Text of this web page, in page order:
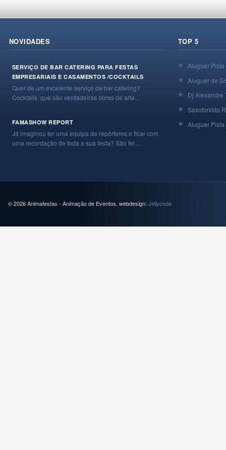
NOVIDADES
SERVIÇO DE BAR CATERING PARA FESTAS
EMPRESARIAIS E CASAMENTOS /COCKTAILS
Quer de um excelente serviço de bar catering?
Cocktails que são verdadeiras obras de arte...
FAMASHOW REPORT
Já imaginou ter uma equipa de repórteres e ficar com
uma recordação de toda a sua festa? São fei...
TOP 5
Aluguer
Aluguer de
Dj Alexandre
Saxofonista
Aluguer
© 2026 Animafestas - Animação de Eventos. webdesign: Jellycode